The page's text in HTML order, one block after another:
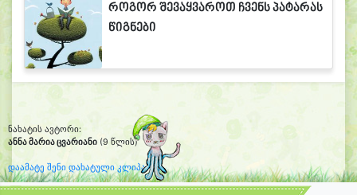
როგორ შევაყვაროთ ჩვენს პატარას
წიგნები
ნახატის ავტორი:
ანნა მარია ცვარიანი (9 წლის)
დაამატე შენი დახატული კლიპარტი